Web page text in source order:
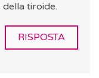
tiroide.
RISPOSTA